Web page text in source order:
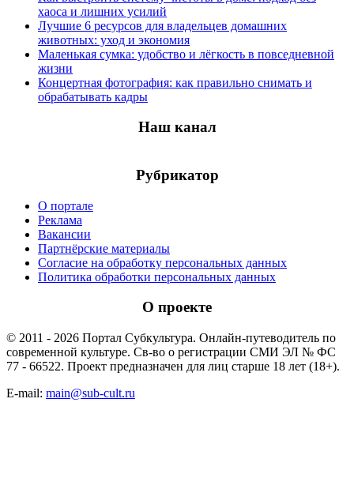
хаоса и лишних усилий
Лучшие 6 ресурсов для владельцев домашних
животных: уход и экономия
Маленькая сумка: удобство и лёгкость в повседневной
жизни
Концертная фотография: как правильно снимать и
обрабатывать кадры
Наш канал
Рубрикатор
О портале
Реклама
Вакансии
Партнёрские материалы
Согласие на обработку персональных данных
Политика обработки персональных данных
О проекте
© 2011 - 2026 Портал Субкультура. Онлайн-путеводитель по
современной культуре. Св-во о регистрации СМИ ЭЛ № ФС
77 - 66522. Проект предназначен для лиц старше 18 лет (18+).
E-mail: main@sub-cult.ru